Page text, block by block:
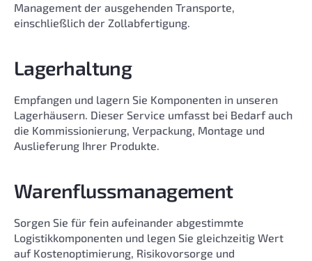
Management der ausgehenden Transporte,
einschließlich der Zollabfertigung.
Lagerhaltung
Empfangen und lagern Sie Komponenten in unseren
Lagerhäusern. Dieser Service umfasst bei Bedarf auch
die Kommissionierung, Verpackung, Montage und
Auslieferung Ihrer Produkte.
Warenflussmanagement
Sorgen Sie für fein aufeinander abgestimmte
Logistikkomponenten und legen Sie gleichzeitig Wert
auf Kostenoptimierung, Risikovorsorge und